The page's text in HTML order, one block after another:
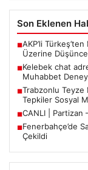
Son Eklenen
■AKP’li
Üzerine
■Kelebek chat
Muhabbet
■Trabzonlu Teyze
Tepkiler Sosyal
■CANLI | Partizan
■Fenerbahçe’de
Çekildi